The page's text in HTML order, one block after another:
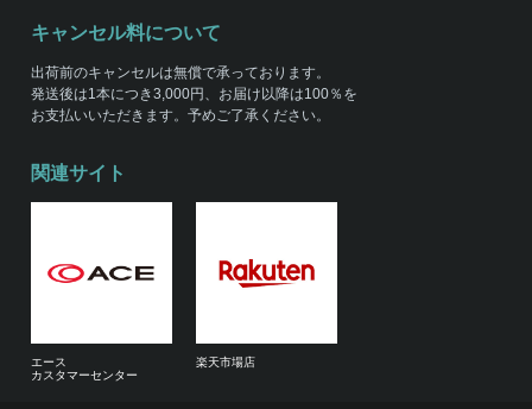
キャンセル料について
出荷前のキャンセルは無償で承っております。
発送後は1本につき3,000円、お届け以降は100％を
お支払いいただきます。予めご了承ください。
関連サイト
エース
カスタマーセンター
楽天市場店